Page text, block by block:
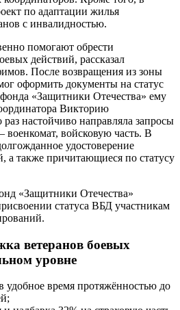
по адаптации жилья
с инвалидностью.
помогают обрести
действий, рассказал
После возвращения из зоны
оформить документы на статус
«Защитники Отечества» ему
Викторию
настойчиво направляла запросы
войсковую часть. В
удостоверение
а также причитающиеся по статусу
«Защитники Отечества»
статуса ВБД участникам
ветеранов боевых
уровне
удобное время протяжённостью до